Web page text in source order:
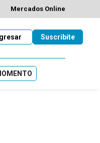
Mercados Online
Suscribite